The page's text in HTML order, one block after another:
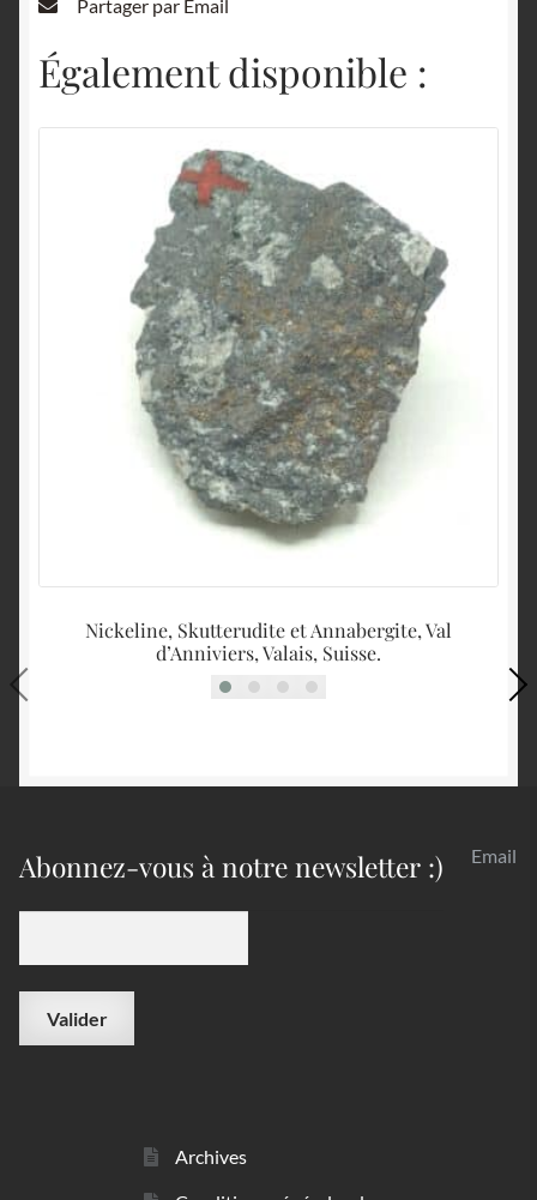
Partager par Email
Également disponible :
Nickeline, Skutterudite et Annabergite, Val
d’Anniviers, Valais, Suisse.
Abonnez-vous à notre newsletter :) Email
Archives